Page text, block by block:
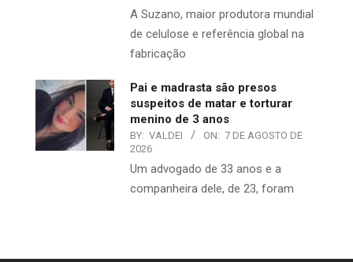
A Suzano, maior produtora mundial
de celulose e referência global na
fabricação
Pai e madrasta são presos
suspeitos de matar e torturar
menino de 3 anos
BY: VALDEI ON: 7 DE AGOSTO DE
2026
Um advogado de 33 anos e a
companheira dele, de 23, foram